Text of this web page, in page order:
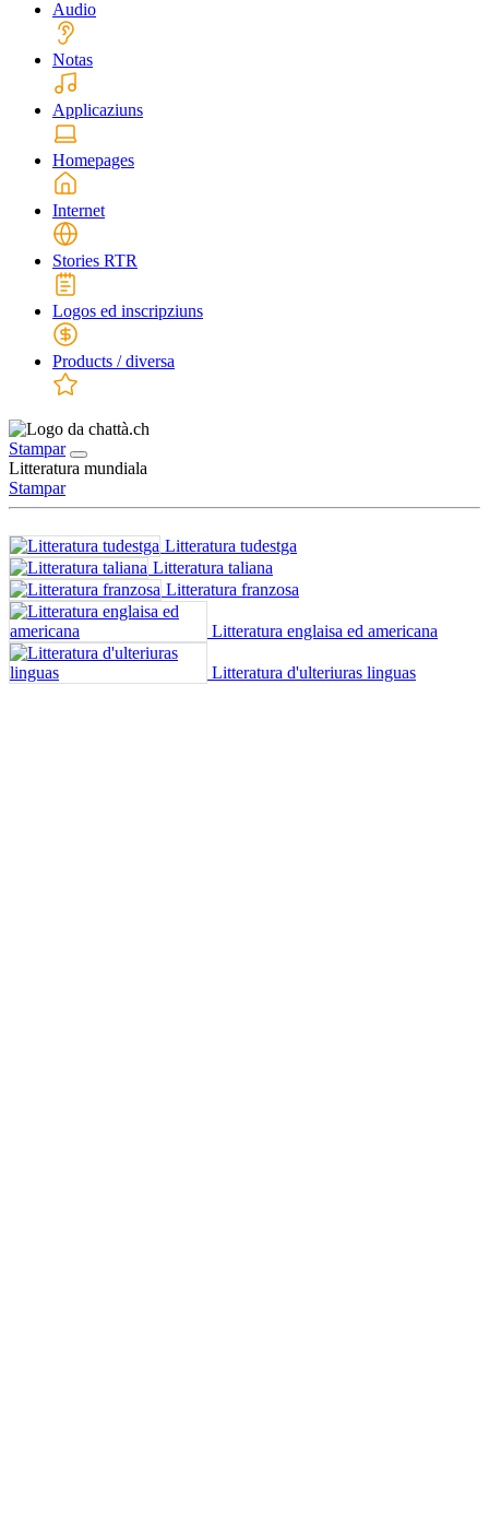
Audio
Notas
Applicaziuns
Homepages
Internet
Stories RTR
Logos ed inscripziuns
Products / diversa
Stampar
Litteratura mundiala
Stampar
Litteratura tudestga
Litteratura taliana
Litteratura franzosa
Litteratura englaisa ed americana
Litteratura d'ulteriuras linguas